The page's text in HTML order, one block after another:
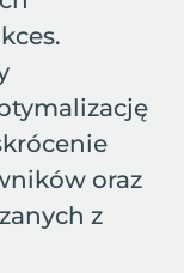
oraz
z